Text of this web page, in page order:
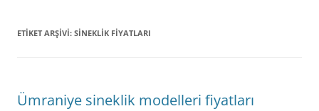
ETIKET ARŞIVI: SINEKLIK FIYATLARI
Ümraniye sineklik modelleri fiyatları